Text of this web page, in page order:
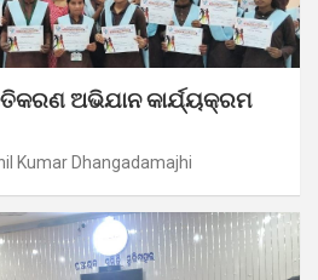
ଅଭିଯାନ କାର୍ଯ୍ୟକ୍ରମ
Kumar Dhangadamajhi